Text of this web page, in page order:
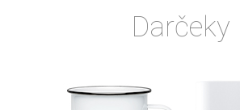
Darčeky